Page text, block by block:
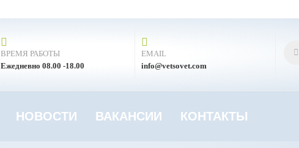
ВРЕМЯ РАБОТЫ
Ежедневно 08.00 -18.00
EMAIL
info@vetsovet.com
НОВОСТИ ВАКАНСИИ КОНТАКТЫ